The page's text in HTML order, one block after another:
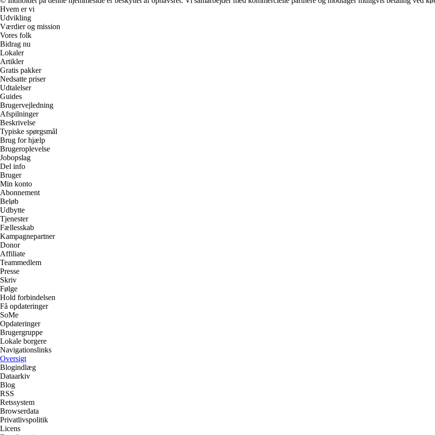
Hvem er vi
Udvikling
Værdier og mission
Vores folk
Bidrag nu
Lokaler
Artikler
Gratis pakker
Nedsatte priser
Udtalelser
Guides
Brugervejledning
Afspilninger
Beskrivelse
Typiske spørgsmål
Brug for hjælp
Brugeroplevelse
Jobopslag
Del info
Bruger
Min konto
Abonnement
Beløb
Udbytte
Tjenester
Fællesskab
Kampagnepartner
Donor
Affiliate
Teammedlem
Presse
Skriv
Følge
Hold forbindelsen
Få opdateringer
SoMe
Opdateringer
Brugergruppe
Lokale borgere
Navigationslinks
Oversigt
Blogindlæg
Dataarkiv
Blog
RSS
Retssystem
Browserdata
Privatlivspolitik
Licens